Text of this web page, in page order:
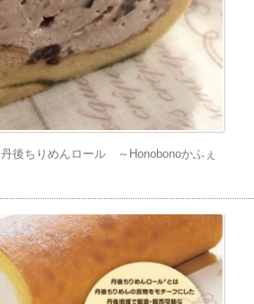
丹後ちりめんロール ～Honobonoかふぇ